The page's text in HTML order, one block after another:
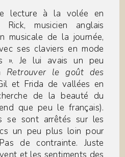
lecture à la volée en
Rick, musicien anglais
musicale de la journée,
ses claviers en mode
». Je lui avais un peu
Retrouver le goût des
et Frida de vallées en
de la beauté du
que peu le français).
se sont arrêtés sur les
un peu plus loin pour
de contrainte. Juste